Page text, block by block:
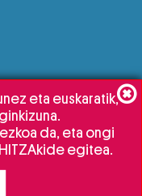
eta euskaratik,
da, eta ongi
egitea.